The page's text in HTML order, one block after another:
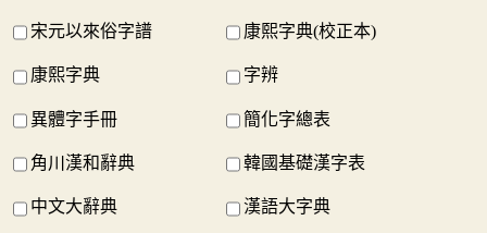
宋元以來俗字譜 康熙字典(校正本)
康熙字典 字辨
異體字手冊 簡化字總表
角川漢和辭典 韓國基礎漢字表
中文大辭典 漢語大字典